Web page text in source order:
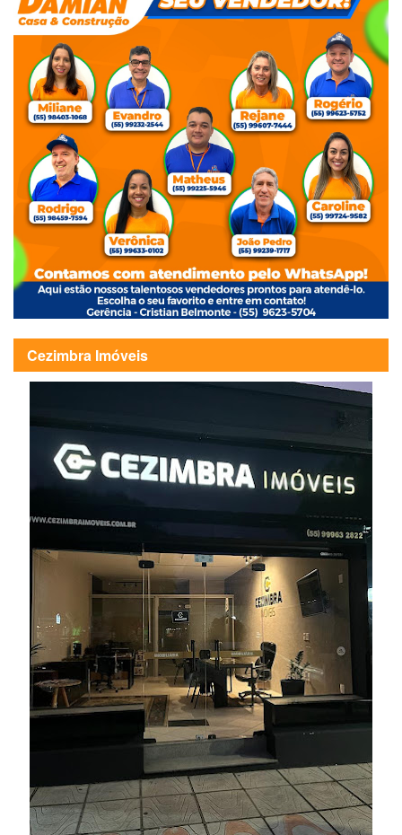
Cezimbra Imóveis